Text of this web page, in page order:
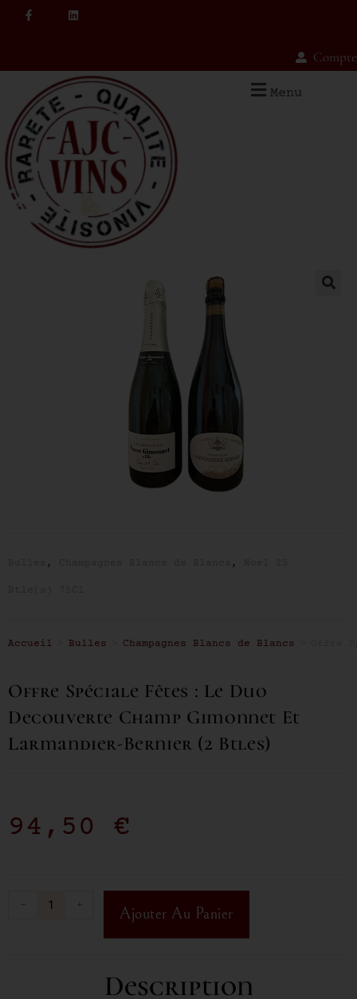
Compte
Menu
, ,
Accueil Bulles Champagnes Blancs de Blancs
Offre Spéciale Fêtes : Le Duo
Decouverte Champ Gimonnet Et
Larmandier-Bernier (2 Btles)
94,50 €
- + Ajouter Au Panier
Description